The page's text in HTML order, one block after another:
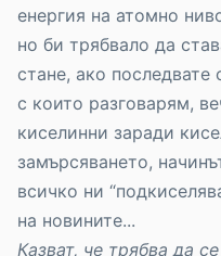
енергия на атомно
но би трябвало да
стане, ако
с които разговарям,
киселинни заради
замърсяването,
всичко ни
на новините...
Казват, че трябва да